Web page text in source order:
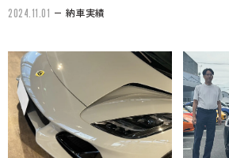
2024.11.01 納車実績